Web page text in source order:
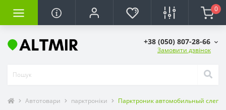
0
+38 (050) 807-28-66
Замовити дзвінок
Автотовари парктроніки Парктроник автомобильный